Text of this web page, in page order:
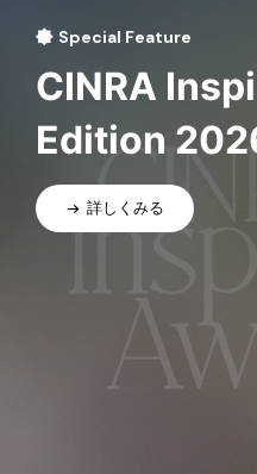
Special Feature
CINRA
Edition
詳しくみる